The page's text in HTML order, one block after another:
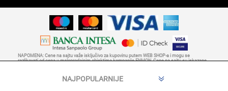
NAPOMENA: Cene na sajtu važe isključivo za kupovinu putem WEB SHOP-a i mogu se
razlikovati od cena u maloprodajnim objektima kompanije ENMON. Cene na sajtu su iskazane
Nastojimo da budemo što precizniji u opisu proizvoda, prikazu slika i samih cena, ali ne
možemo garantovati da su opisi proizvoda, cene, fotografije ili bilo koji drugi sadržaji bez